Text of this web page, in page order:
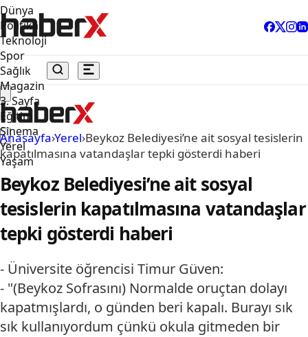
Dünya
Politika
Teknoloji
Spor
Sağlık
Magazin
3. Sayfa
Eğitim
Sinema
Yerel
Yaşam
Anasayfa›Yerel›Beykoz Belediyesi’ne ait sosyal tesislerin
kapatılmasına vatandaşlar tepki gösterdi haberi
Beykoz Belediyesi’ne ait sosyal
tesislerin kapatılmasına vatandaşlar
tepki gösterdi haberi
- Üniversite öğrencisi Timur Güven:
- "(Beykoz Sofrasını) Normalde oruçtan dolayı
kapatmışlardı, o günden beri kapalı. Burayı sık
sık kullanıyordum çünkü okula gitmeden bir